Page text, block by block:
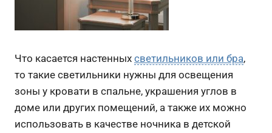
Что касается настенных светильников или бра,
то такие светильники нужны для освещения
зоны у кровати в спальне, украшения углов в
доме или других помещений, а также их можно
использовать в качестве ночника в детской